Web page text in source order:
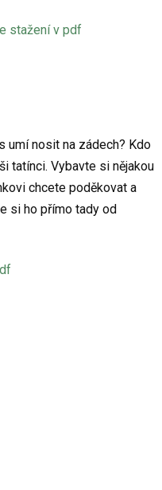
stažení v pdf
umí nosit na zádech? Kdo
tatínci. Vybavte si nějakou
chcete poděkovat a
si ho přímo tady od